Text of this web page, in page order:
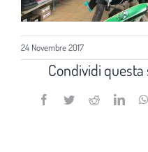
24 Novembre 2017
Condividi questa
Facebook
TwitterReddit